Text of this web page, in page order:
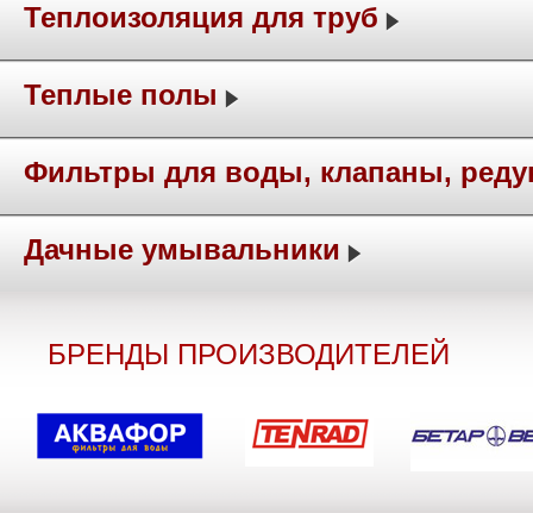
Теплоизоляция для труб
Теплые полы
Фильтры для воды, клапаны,
Дачные умывальники
БРЕНДЫ ПРОИЗВОДИТЕЛЕЙ